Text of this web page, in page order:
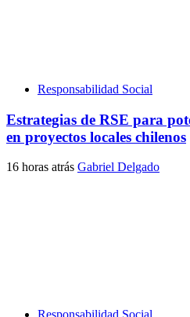
Responsabilidad Social
Estrategias de RSE para
en proyectos locales chilenos
16 horas atrás Gabriel Delgado